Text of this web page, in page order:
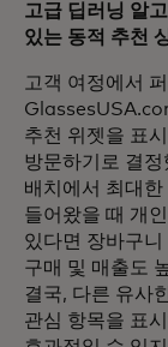
고급 딥러닝 알
있는 동적 추천
고객 여정에서
추천 위젯을 표
방문하기로 결
배치에서 최대한
들어왔을 때 개
있다면 장바구
구매 및 매출도
결국, 다른 유사
관심 항목을 표